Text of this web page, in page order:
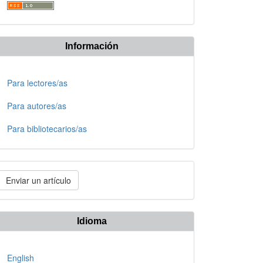
Información
Para lectores/as
Para autores/as
Para bibliotecarios/as
Enviar un artículo
Idioma
English